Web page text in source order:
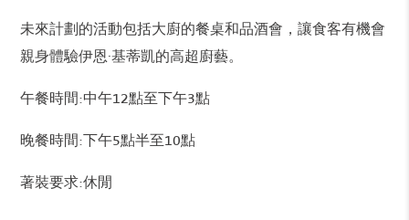
未來計劃的活動包括大廚的餐桌和品酒會，讓食客有機會
親身體驗伊恩·基蒂凱的高超廚藝。
午餐時間:中午12點至下午3點
晚餐時間:下午5點半至10點
著裝要求:休閒